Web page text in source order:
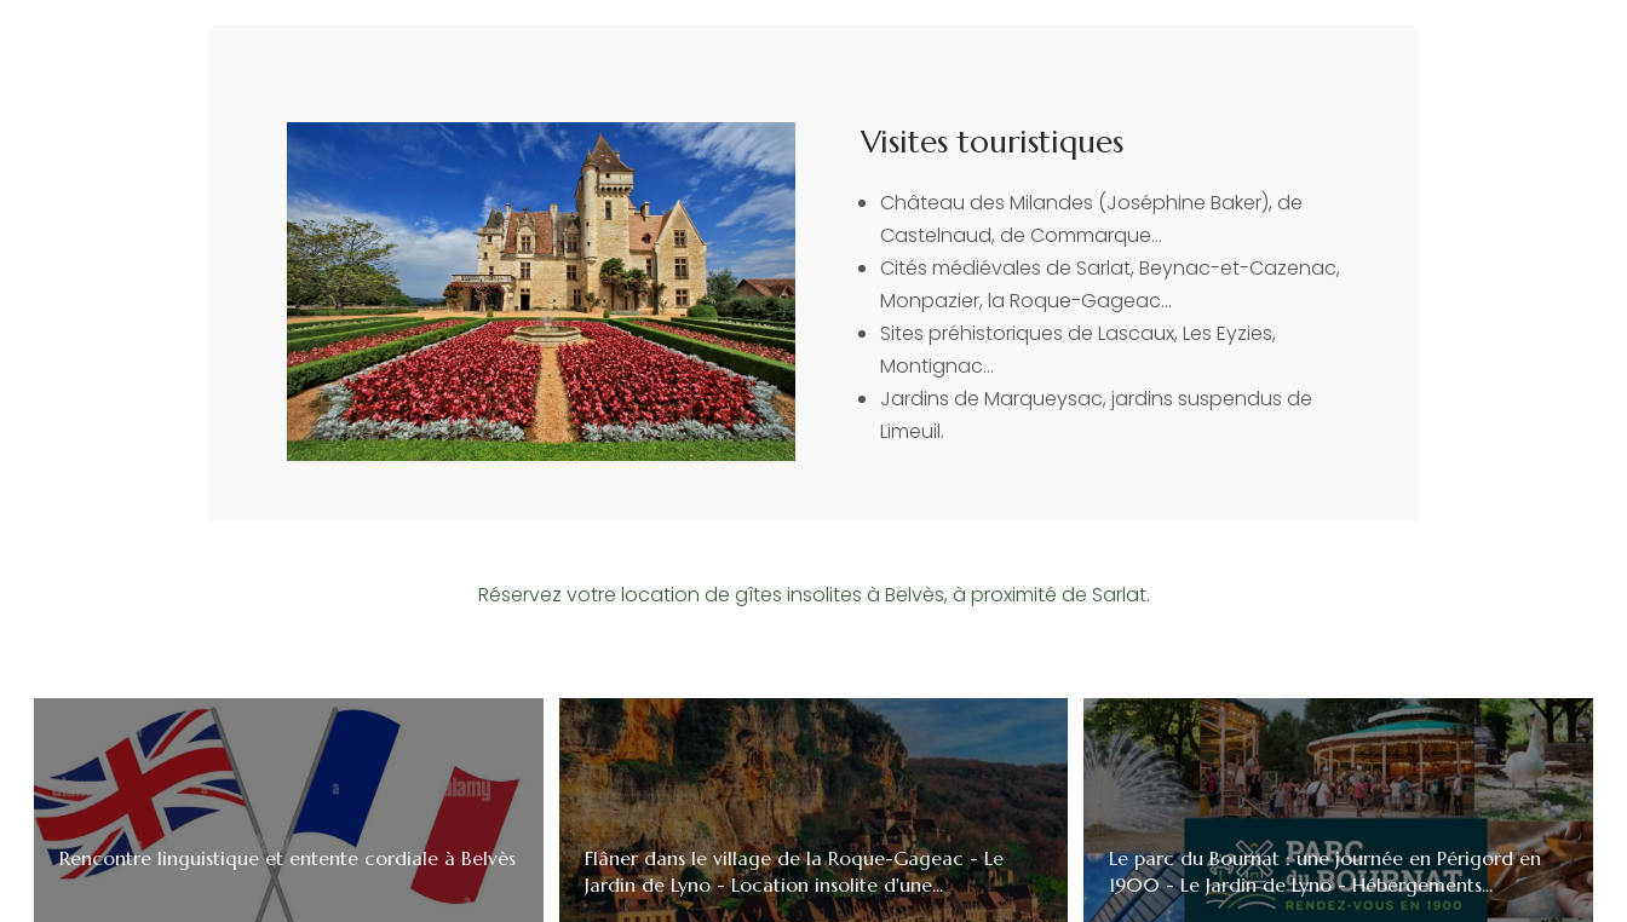
Visites touristiques
Château des Milandes (Joséphine Baker), de
Castelnaud, de Commarque…
Cités médiévales de Sarlat, Beynac-et-Cazenac,
Monpazier, la Roque-Gageac…
Sites préhistoriques de Lascaux, Les Eyzies,
Montignac…
Jardins de Marqueysac, jardins suspendus de
Limeuil.
Réservez votre location de gîtes insolites à Belvès, à proximité de Sarlat.
Rencontre linguistique et entente cordiale à Belvès
Flâner dans le village de la Roque-Gageac - Le
Jardin de Lyno - Location insolite d'une...
Le parc du Bournat : une journée en Périgord en
1900 - Le Jardin de Lyno - Hébergements...